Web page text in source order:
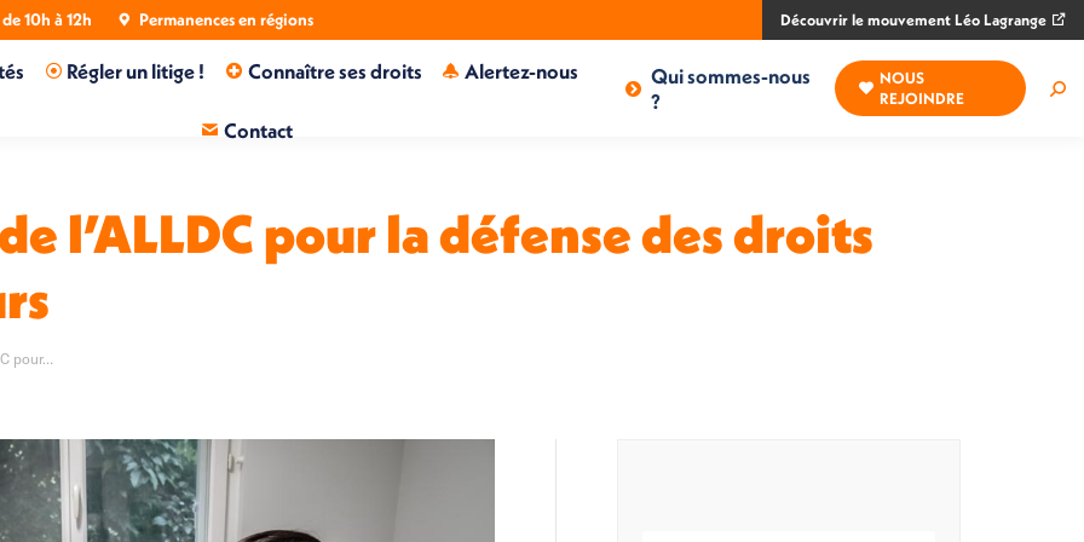
10h à 12h Permanences en régions Découvrir le mouvement Léo Lagrange
Régler un litige ! Connaître ses droits Alertez-nous
Contact
Qui sommes-nous
?
NOUS
REJOINDRE
l’ALLDC pour la défense des droits
pour…